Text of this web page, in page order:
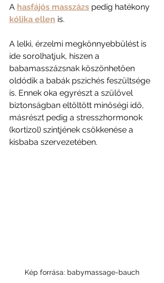
A hasfájós masszázs pedig hatékony
kólika ellen is.
A lelki, érzelmi megkönnyebbülést is
ide sorolhatjuk, hiszen a
babamasszázsnak köszönhetően
oldódik a babák pszichés feszültsége
is. Ennek oka egyrészt a szülővel
biztonságban eltöltött minőségi idő,
másrészt pedig a stresszhormonok
(kortizol) szintjének csökkenése a
kisbaba szervezetében.
Kép forrása: babymassage-bauch